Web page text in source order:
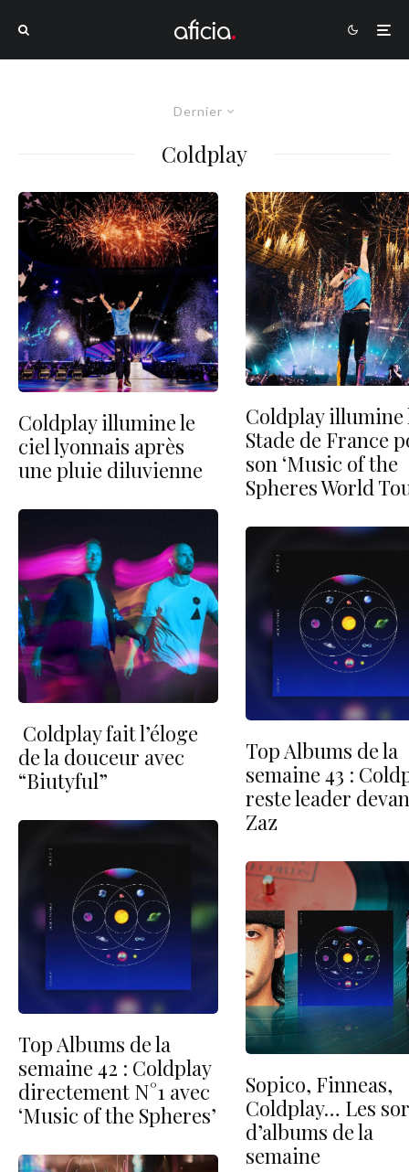
Dernier
Coldplay
Coldplay illumine le
ciel lyonnais après
une pluie diluvienne
Coldplay fait l’éloge
de la douceur avec
“Biutyful”
Top Albums de la
semaine 42 : Coldplay
directement N°1 avec
‘Music of the Spheres’
Coldplay illumine
Stade de France
son ‘Music of the
Spheres World
Top Albums de la
semaine 43 :
reste leader
Zaz
Sopico, Finneas,
Coldplay… Les
d’albums de la
semaine